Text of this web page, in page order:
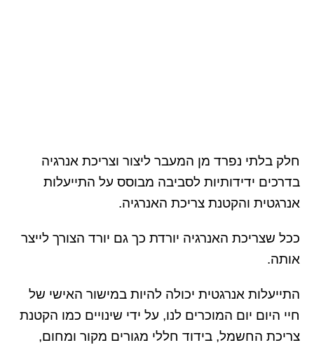
חלק בלתי נפרד מן המעבר ליצור וצריכת אנרגיה
בדרכים ידידותיות לסביבה מבוסס על התייעלות
אנרגטית והקטנת צריכת האנרגיה.
ככל שצריכת האנרגיה יורדת כך גם יורד הצורך לייצר
אותה.
התייעלות אנרגטית יכולה להיות במישור האישי של
חיי היום יום המוכרים לנו, על ידי שינויים כמו הקטנת
צריכת החשמל, בידוד חללי מגורים מקור ומחום,